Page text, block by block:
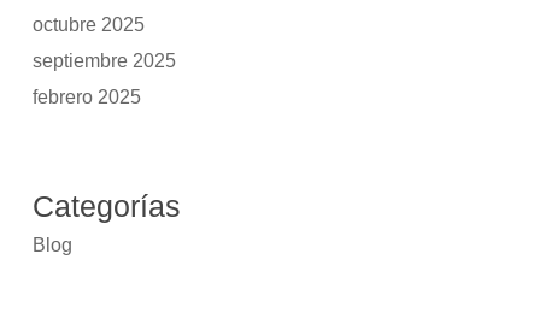
octubre 2025
septiembre 2025
febrero 2025
Categorías
Blog